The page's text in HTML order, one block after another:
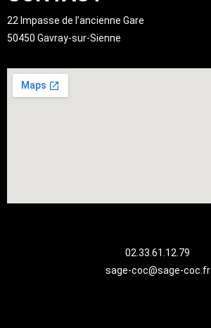
22 Impasse de l’ancienne Gare
50450 Gavray-sur-Sienne
02.33.61.12.79
sage-coc@sage-coc.fr